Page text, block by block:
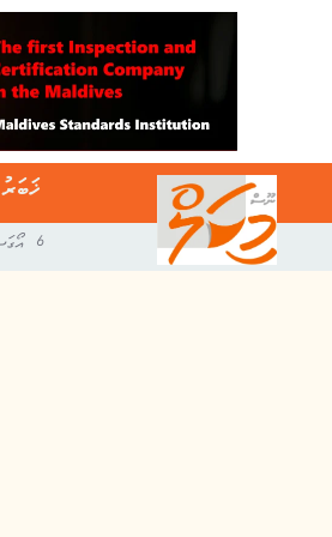
ޚަބަރު
6 އޯގަސްޓް 2026